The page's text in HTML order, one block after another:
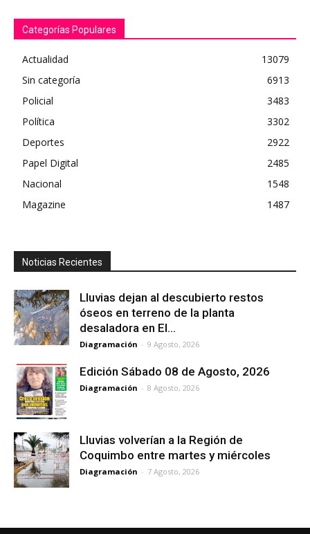
Categorías Populares
Actualidad
13079
Sin categoría
6913
Policial
3483
Política
3302
Deportes
2922
Papel Digital
2485
Nacional
1548
Magazine
1487
Noticias Recientes
Lluvias dejan al descubierto restos
óseos en terreno de la planta
desaladora en El...
Diagramación - 9 Agosto, 2026
Edición Sábado 08 de Agosto, 2026
Diagramación - 8 Agosto, 2026
Lluvias volverían a la Región de
Coquimbo entre martes y miércoles
Diagramación - 7 Agosto, 2026